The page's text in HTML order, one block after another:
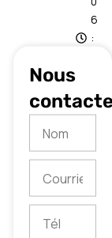
6
:
Nous